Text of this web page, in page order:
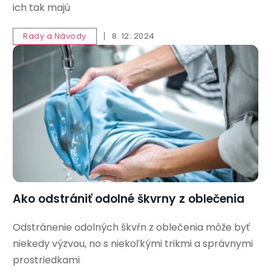
ich tak majú
Rady a Návody 8. 12. 2024
Ako odstrániť odolné škvrny z oblečenia
Odstránenie odolných škvŕn z oblečenia môže byť
niekedy výzvou, no s niekoľkými trikmi a správnymi
prostriedkami